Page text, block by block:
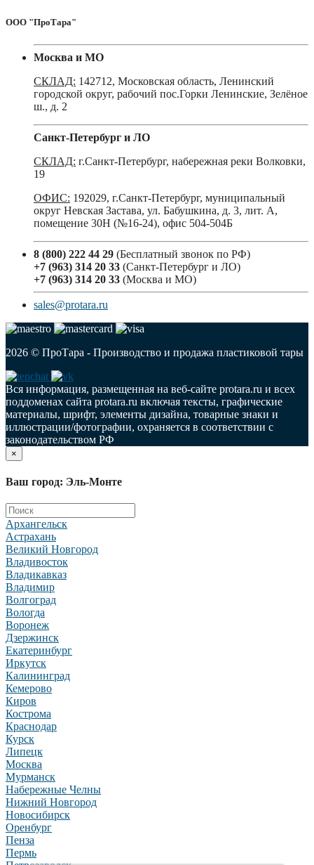
ООО "ПроТара"
Москва и МО
СКЛАД: 142712, Московская область, Ленинский
городской округ, рабочий пос.Горки Ленинские, Зелёное
ш., д. 2
Санкт-Петербург и ЛО
СКЛАД: г.Санкт-Петербург, набережная реки Волковки,
19
ОФИС: 192029, г.Санкт-Петербург, муниципальный
округ Невская Застава, ул. Бабушкина, д. 3, лит. А,
помещение 30Н (№16-24), офис 504-504Б
8 (800) 222 44 29 (Бесплатный звонок по РФ)
+7 (963) 314 20 33 (Санкт-Петербург и ЛО)
+7 (963) 314 20 33 (Москва и МО)
sales@protara.ru
2026 © ПроТара - Производство и продажа пластиковой тары
Вся информация, размещенная на веб-сайте protara.ru и всех
поддоменах сайта protara.ru включая тексты, графические
материалы, шрифт, элементы дизайна, товарные знаки и
иллюстрации/фотографии, охраняется в соответствии с
законодательством РФ
×
Ваш город: Эль-Монте
Архангельск
Астрахань
Великий Новгород
Владивосток
Владикавказ
Владимир
Волгоград
Вологда
Воронеж
Дзержинск
Екатеринбург
Иркутск
Калининград
Кемерово
Киров
Кострома
Краснодар
Курск
Липецк
Москва
Мурманск
Набережные Челны
Нижний Новгород
Новосибирск
Оренбург
Пенза
Пермь